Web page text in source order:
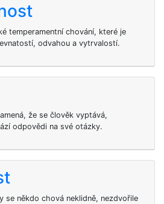
temperamentní chování, které je
odvahou a vytrvalostí.
že se člověk vyptává,
odpovědi na své otázky.
se někdo chová neklidně, nezdvořile